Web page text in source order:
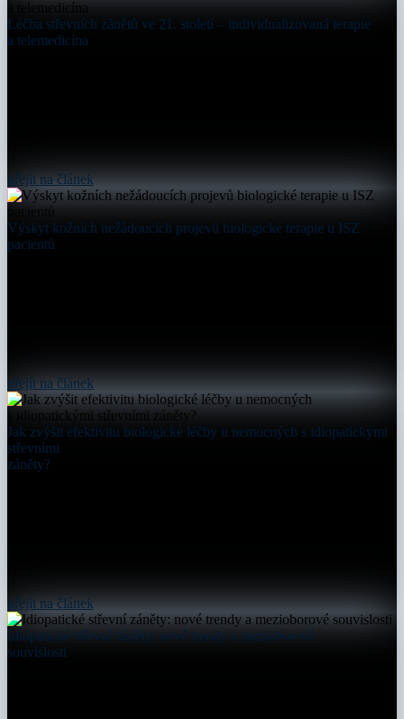
Léčba střevních zánětů ve 21. století – individualizovaná terapie
a telemedicína
přejít na článek
Výskyt kožních nežádoucích projevů biologické terapie u ISZ
pacientů
přejít na článek
Jak zvýšit efektivitu biologické léčby u nemocných s idiopatickými
střevními
záněty?
přejít na článek
Idiopatické střevní záněty: nové trendy a mezioborové
souvislosti